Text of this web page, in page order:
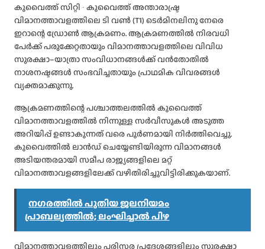
കുവൈത്ത് സിറ്റി ∙ കുവൈത്ത് അന്താരാഷ്ട്ര
വിമാനത്താവളത്തിലെ ടി വൺ (T1) ടെർമിനലിനു നേരെ
ഇറാന്റെ ഡ്രോൺ ആക്രമണം. ആക്രമണത്തിൽ നിരവധി
പേർക്ക് പരുക്കേറ്റതായും വിമാനത്താവളത്തിലെ വിവിധ
സുരക്ഷാ–യാത്രാ സംവിധാനങ്ങൾക്ക് വൻതോതിൽ
നാശനഷ്ടങ്ങൾ സംഭവിച്ചതായും പ്രാഥമിക വിവരങ്ങൾ
വ്യക്തമാക്കുന്നു.
ആക്രമണത്തിന്റെ പശ്ചാത്തലത്തിൽ കുവൈത്ത്
വിമാനത്താവളത്തിൽ നിന്നുള്ള സർവീസുകൾ അടുത്ത
അറിയിപ്പ് ഉണ്ടാകുന്നത് വരെ പൂർണമായി നിർത്തിവെച്ചു.
കുവൈത്തിൽ ലാൻഡ് ചെയ്യേണ്ടിയിരുന്ന വിമാനങ്ങൾ
അടിയന്തരമായി സമീപ രാജ്യങ്ങളിലെ മറ്റ്
വിമാനത്താവളങ്ങളിലേക്ക് വഴിതിരിച്ചുവിട്ടിരിക്കുകയാണ്.
നഗരത്തിൽ പുതിയ ജലനിയമം
പ്രാബല്യത്തിൽ; ലംഘിച്ചാൽ പിഴ
വിമാനത്താവളത്തിലും പരിസര പ്രദേശങ്ങളിലും സുരക്ഷാ